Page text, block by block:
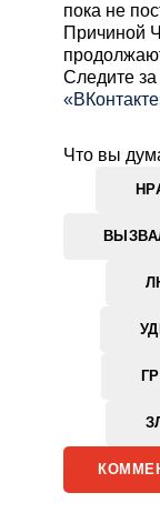
пока не
Причиной
Cледите
Что вы